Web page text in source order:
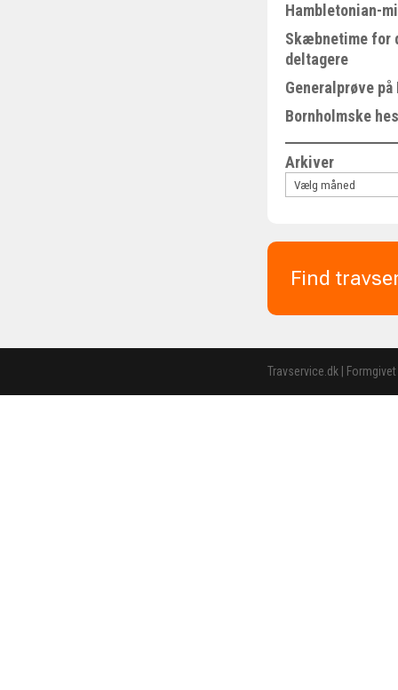
Hambletonian-
Skæbnetime for
deltagere
Generalprøve
Bornholmske
Arkiver
Find
Travservice.dk |